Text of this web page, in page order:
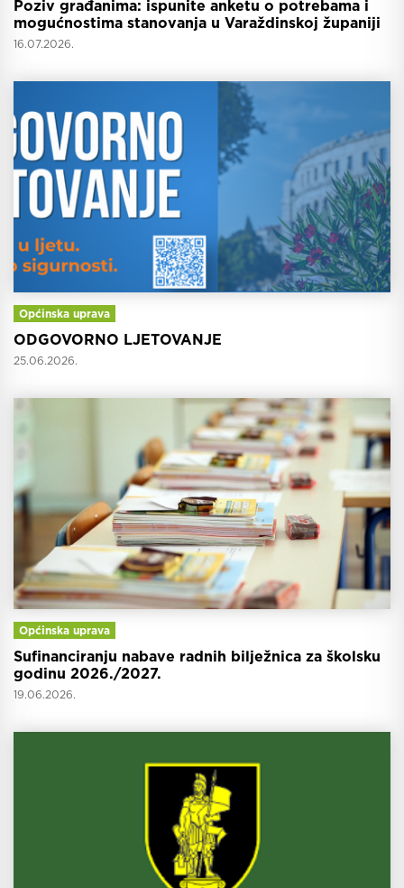
Poziv građanima: ispunite anketu o potrebama i
mogućnostima stanovanja u Varaždinskoj županiji
16.07.2026.
Općinska uprava
ODGOVORNO LJETOVANJE
25.06.2026.
Općinska uprava
Sufinanciranju nabave radnih bilježnica za školsku
godinu 2026./2027.
19.06.2026.